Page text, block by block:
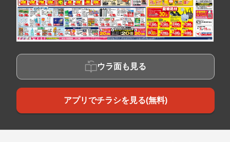
ウラ面も見る
アプリでチラシを見る(無料)